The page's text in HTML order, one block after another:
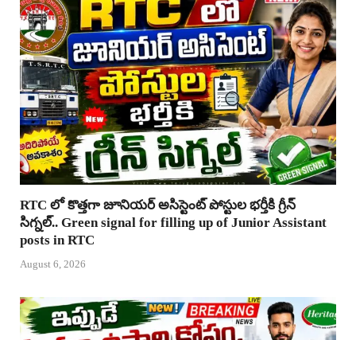
RTC లో కొత్తగా జూనియర్ అసిస్టెంట్ పోస్టుల భర్తీకి గ్రీన్
సిగ్నల్.. Green signal for filling up of Junior Assistant
posts in RTC
August 6, 2026